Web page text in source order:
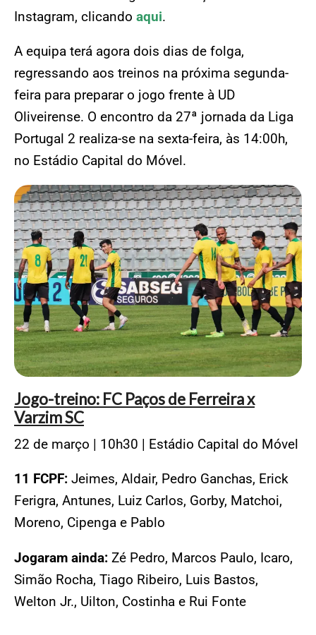
Instagram, clicando aqui.
A equipa terá agora dois dias de folga,
regressando aos treinos na próxima segunda-
feira para preparar o jogo frente à UD
Oliveirense. O encontro da 27ª jornada da Liga
Portugal 2 realiza-se na sexta-feira, às 14:00h,
no Estádio Capital do Móvel.
Jogo-treino: FC Paços de Ferreira x
Varzim SC
22 de março | 10h30 | Estádio Capital do Móvel
11 FCPF: Jeimes, Aldair, Pedro Ganchas, Erick
Ferigra, Antunes, Luiz Carlos, Gorby, Matchoi,
Moreno, Cipenga e Pablo
Jogaram ainda: Zé Pedro, Marcos Paulo, Icaro,
Simão Rocha, Tiago Ribeiro, Luis Bastos,
Welton Jr., Uilton, Costinha e Rui Fonte